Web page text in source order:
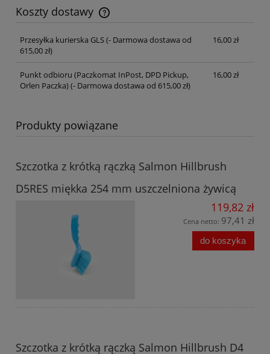
Koszty dostawy
Cena nie zawiera ewentualnych kosztów płatności
Przesyłka kurierska GLS(- Darmowa dostawa od
615,00 zł)
16,00 zł
Punkt odbioru (Paczkomat InPost, DPD Pickup,
Orlen Paczka)(- Darmowa dostawa od 615,00 zł)
16,00 zł
Produkty powiązane
Szczotka z krótką rączką Salmon Hillbrush
D5RES miękka 254 mm uszczelniona żywicą
119,82 zł
Cena netto: 97,41 zł
do koszyka
Szczotka z krótką rączką Salmon Hillbrush D4